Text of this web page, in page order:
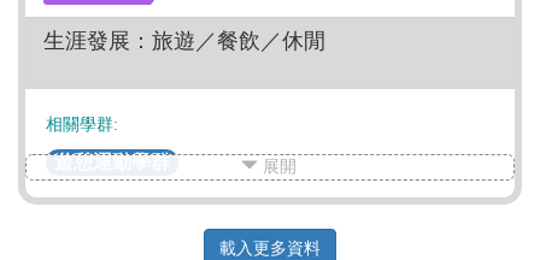
生涯發展：旅遊／餐飲／休閒
相關學群:
遊憩運動學群 展開
載入更多資料